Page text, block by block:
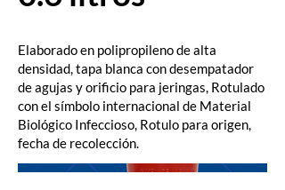
Elaborado en polipropileno de alta
densidad, tapa blanca con desempatador
de agujas y orificio para jeringas, Rotulado
con el símbolo internacional de Material
Biológico Infeccioso, Rotulo para origen,
fecha de recolección.